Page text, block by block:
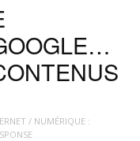
/ NUMÉRIQUE :